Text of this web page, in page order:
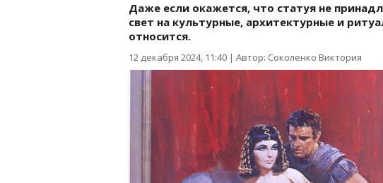
Даже если окажется, что статуя не
свет на культурные, архитектурные и
относится.
12 декабря 2024, 11:40 | Автор: Соколенко Виктория